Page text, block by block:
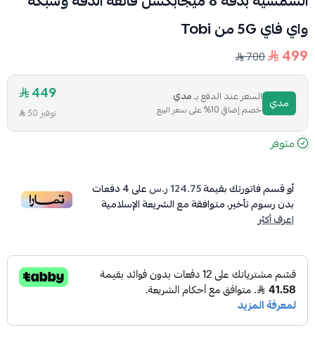
واي فاي 5G من Tobi
499
700
مدي السعر عند الدفع بـمدي
خصم إضافي 10% على سعر البيع
449
توفير 50
متوفر
أو قسم فاتورتك بقيمة124.75 ر.س على4دفعات
بدون رسوم تأخير، متوافقة مع الشريعة الإسلامية
اعرف أكثر